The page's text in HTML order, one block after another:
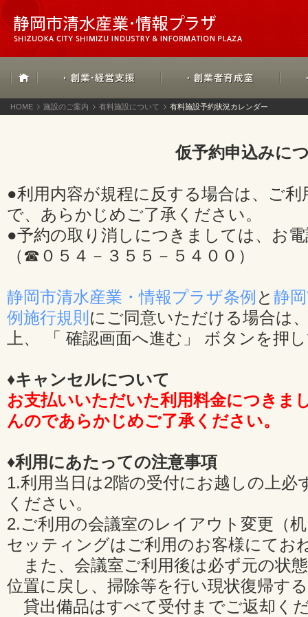
HOME 施設のご案内 有料施設について 有料施設予約状況カレンダー
仮予約申込みに
●利用内容が規程に反する場合は、ご
で、あらかじめご了承ください。
●予約の取り消しにつきましては、お
（☎０５４－３５５－５４００）
静岡市清水産業・情報プラザ条例 と 静
例施行規則 にご同意いただける場合は
上、 「 確認画面へ進む」 ボタンを押
♦キャンセルについて
お支払いいただいた利用料金につきま
んのであらかじめご了承ください。
♦利用にあたっての注意事項
1.利用当日は2階の受付にお越しの上必
ください。
2.ご利用の会議室のレイアウト変更（
セッティングはご利用のお客様にてお
また、会議室ご利用後は必ず元の状
位置に戻し、掃除等を行い現状復帰す
貸出備品はすべて受付までご返却く